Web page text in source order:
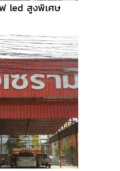
led สูงพิเศษ